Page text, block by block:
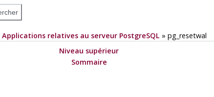
Applications relatives au serveur PostgreSQL » pg_resetwal
Niveau supérieur
Sommaire